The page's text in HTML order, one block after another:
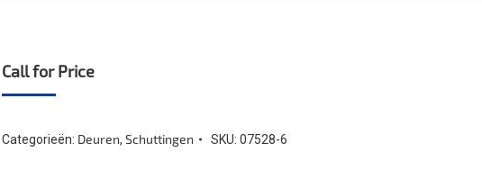
Call for Price
Categorieën: Deuren,Schuttingen SKU:07528-6